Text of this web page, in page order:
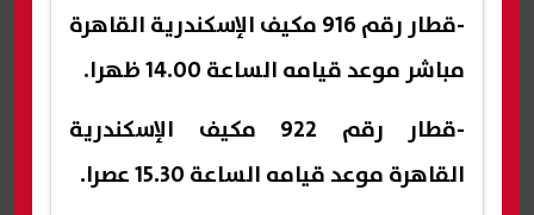
-قطار رقم 916 مكيف الإسكندرية القاهرة
مباشر موعد قيامه الساعة 14.00 ظهرا.
-قطار رقم 922 مكيف الإسكندرية
القاهرة موعد قيامه الساعة 15.30 عصرا.